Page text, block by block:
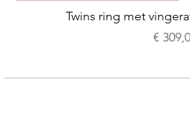
Twins ring met
Prijs
€